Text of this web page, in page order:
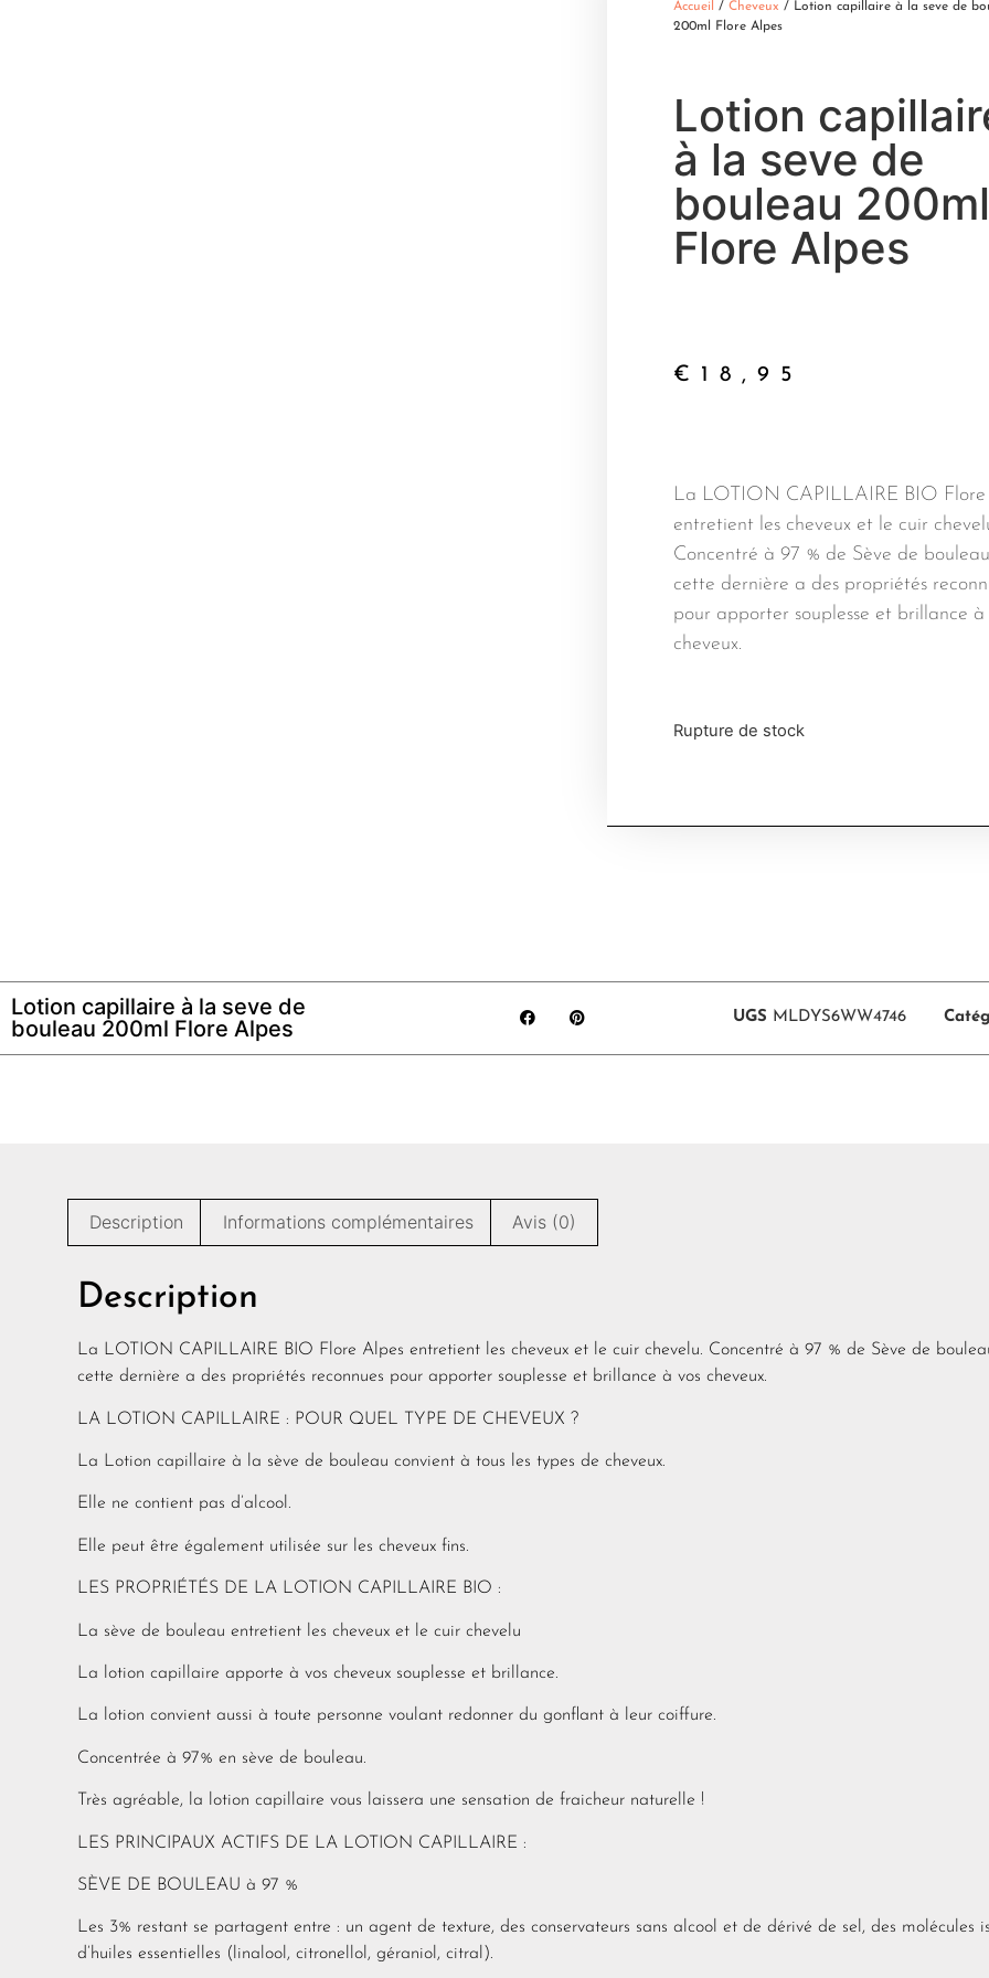
Accueil / Cheveux / Lotion capillaire à la seve de
200ml Flore Alpes
Lotion
à la seve de
bouleau 200ml
Flore Alpes
€ 18,95
La LOTION CAPILLAIRE BIO Flore
entretient les cheveux et le cuir
Concentré à 97 % de Sève de
cette dernière a des propriétés
pour apporter souplesse et brillance à
cheveux.
Rupture de stock
Lotion capillaire à la seve de
bouleau 200ml Flore Alpes
UGS MLDYS6WW4746
Description Informations complémentaires Avis (0)
Description
La LOTION CAPILLAIRE BIO Flore Alpes entretient les cheveux et le cuir chevelu. Concentré à 97 % de Sève de
cette dernière a des propriétés reconnues pour apporter souplesse et brillance à vos cheveux.
LA LOTION CAPILLAIRE : POUR QUEL TYPE DE CHEVEUX ?
La Lotion capillaire à la sève de bouleau convient à tous les types de cheveux.
Elle ne contient pas d’alcool.
Elle peut être également utilisée sur les cheveux fins.
LES PROPRIÉTÉS DE LA LOTION CAPILLAIRE BIO :
La sève de bouleau entretient les cheveux et le cuir chevelu
La lotion capillaire apporte à vos cheveux souplesse et brillance.
La lotion convient aussi à toute personne voulant redonner du gonflant à leur coiffure.
Concentrée à 97% en sève de bouleau.
Très agréable, la lotion capillaire vous laissera une sensation de fraicheur naturelle !
LES PRINCIPAUX ACTIFS DE LA LOTION CAPILLAIRE :
SÈVE DE BOULEAU à 97 %
Les 3% restant se partagent entre : un agent de texture, des conservateurs sans alcool et de dérivé de sel, des molécules
d’huiles essentielles (linalool, citronellol, géraniol, citral).